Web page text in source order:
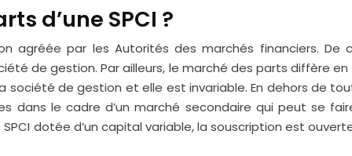
d’une SPCI ?
agréée par les Autorités des marchés financiers.
de gestion. Par ailleurs, le marché des parts diffère
de gestion et elle est invariable. En dehors de
dans le cadre d’un marché secondaire qui peut se
dotée d’un capital variable, la souscription est